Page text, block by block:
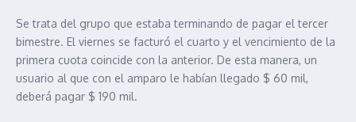
Se trata del grupo que estaba terminando de pagar el tercer
bimestre. El viernes se facturó el cuarto y el vencimiento de la
primera cuota coincide con la anterior. De esta manera, un
usuario al que con el amparo le habían llegado $ 60 mil,
deberá pagar $ 190 mil.